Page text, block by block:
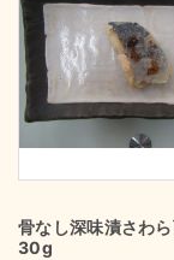
骨なし深味漬さわ
30g